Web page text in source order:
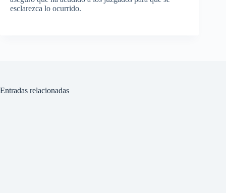
esclarezca lo ocurrido.
Entradas relacionadas